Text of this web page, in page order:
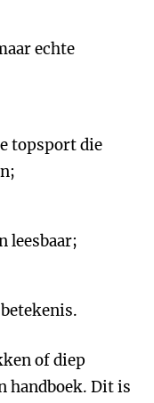
echte
topsport die
leesbaar;
of diep
handboek. Dit is